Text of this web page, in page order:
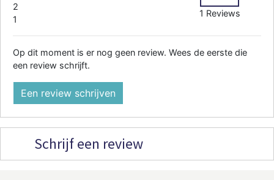
2
1
1 Reviews
Op dit moment is er nog geen review. Wees de eerste die
een review schrijft.
Een review schrijven
Schrijf een review